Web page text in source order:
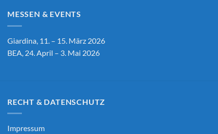
MESSEN & EVENTS
Giardina, 11. – 15. März 2026
BEA, 24. April – 3. Mai 2026
RECHT & DATENSCHUTZ
Impressum